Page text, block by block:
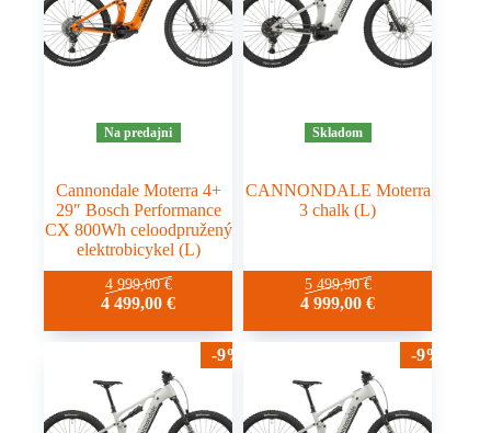
Na predajni
Cannondale Moterra 4+
29″ Bosch Performance
CX 800Wh celoodpružený
elektrobicykel (L)
4 999,00€
4 499,00€
Skladom
CANNONDALE Moterra
3 chalk (L)
5 499,90€
4 999,00€
-9% -9%